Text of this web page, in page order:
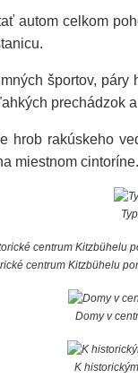
autom celkom
športov,
prechádzok
hrob rakúskeho
miestnom cintoríne.
centrum Kitzbühelu
Domy v
K